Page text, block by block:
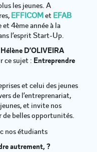
les jeunes. A
EFFICOMet EFAB
4ème année à la
l’esprit Start-Up.
D’OLIVEIRA
ce sujet : Entreprendre
et celui des jeunes
de l’entreprenariat,
et invite nos
de belles opportunités.
autrement, ?